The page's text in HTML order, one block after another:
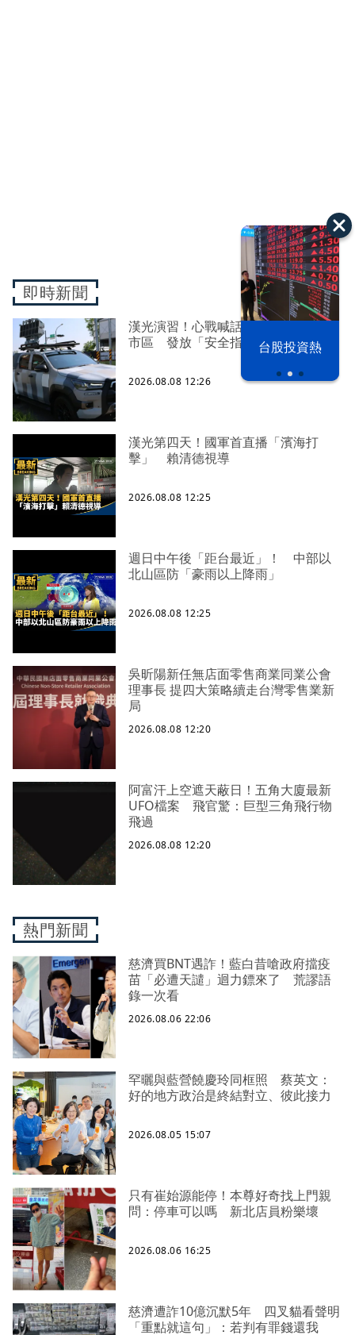
漢光42演習 台股投資熱
即時新聞
漢光演習！心戰喊話車罕見現蹤台南
市區 發放「安全指引」疏導民眾
2026.08.08 12:26
漢光第四天！國軍首直播「濱海打
擊」 賴清德視導
2026.08.08 12:25
週日中午後「距台最近」！ 中部以
北山區防「豪雨以上降雨」
2026.08.08 12:25
吳昕陽新任無店面零售商業同業公會
理事長 提四大策略續走台灣零售業新
局
2026.08.08 12:20
阿富汗上空遮天蔽日！五角大廈最新
UFO檔案 飛官驚：巨型三角飛行物
飛過
2026.08.08 12:20
熱門新聞
慈濟買BNT遇詐！藍白昔嗆政府擋疫
苗「必遭天譴」迴力鏢來了 荒謬語
錄一次看
2026.08.06 22:06
罕曬與藍營饒慶玲同框照 蔡英文：
好的地方政治是終結對立、彼此接力
2026.08.05 15:07
只有崔始源能停！本尊好奇找上門親
問：停車可以嗎 新北店員粉樂壞
2026.08.06 16:25
慈濟遭詐10億沉默5年 四叉貓看聲明
「重點就這句」：若判有罪錢還我